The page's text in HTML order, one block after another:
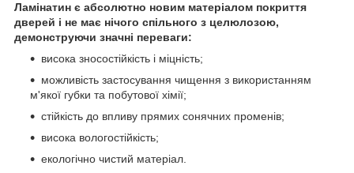
Ламінатин є абсолютно новим матеріалом покриття
дверей і не має нічого спільного з целюлозою,
демонструючи значні переваги:
висока зносостійкість і міцність;
можливість застосування чищення з використанням
м'якої губки та побутової хімії;
стійкість до впливу прямих сонячних променів;
висока вологостійкість;
екологічно чистий матеріал.